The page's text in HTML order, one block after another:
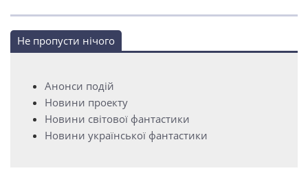
Не пропусти нічого
Анонси подій
Новини проекту
Новини світової фантастики
Новини української фантастики